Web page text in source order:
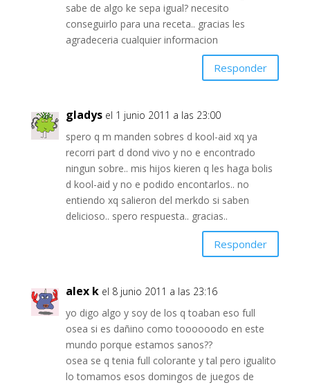
sabe de algo ke sepa igual? necesito
conseguirlo para una receta.. gracias les
agradeceria cualquier informacion
Responder
gladys el 1 junio 2011 a las 23:00
spero q m manden sobres d kool-aid xq ya
recorri part d dond vivo y no e encontrado
ningun sobre.. mis hijos kieren q les haga bolis
d kool-aid y no e podido encontarlos.. no
entiendo xq salieron del merkdo si saben
delicioso.. spero respuesta.. gracias..
Responder
alex k el 8 junio 2011 a las 23:16
yo digo algo y soy de los q toaban eso full
osea si es dañino como toooooodo en este
mundo porque estamos sanos??
osea se q tenia full colorante y tal pero igualito
lo tomamos esos domingos de juegos de